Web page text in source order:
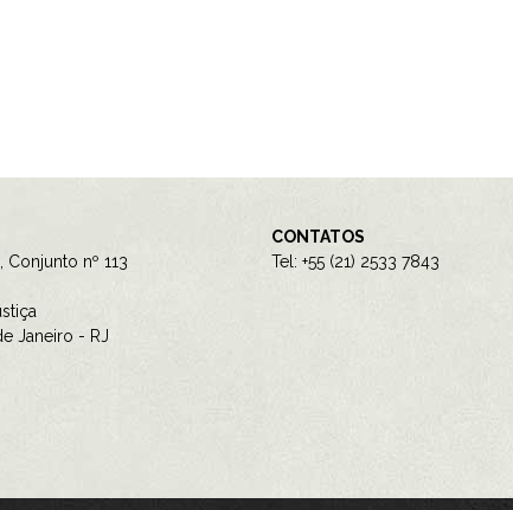
Conjunto nº 113
Janeiro - RJ
CONTATOS
Tel: +55 (21) 2533 7843